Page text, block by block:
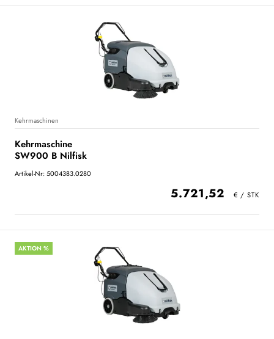
Kehrmaschinen
Kehrmaschine
SW900 B Nilfisk
Artikel-Nr: 5004383.0280
5.721,52
AKTION %